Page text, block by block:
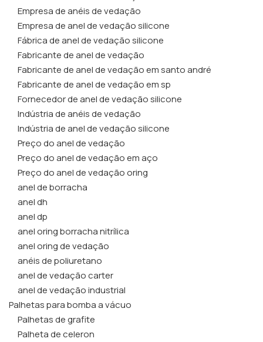
Empresa de anéis de vedação
Empresa de anel de vedação silicone
Fábrica de anel de vedação silicone
Fabricante de anel de vedação
Fabricante de anel de vedação em santo andré
Fabricante de anel de vedação em sp
Fornecedor de anel de vedação silicone
Indústria de anéis de vedação
Indústria de anel de vedação silicone
Preço do anel de vedação
Preço do anel de vedação em aço
Preço do anel de vedação oring
anel de borracha
anel dh
anel dp
anel oring borracha nitrílica
anel oring de vedação
anéis de poliuretano
anel de vedação carter
anel de vedação industrial
Palhetas para bomba a vácuo
Palhetas de grafite
Palheta de celeron